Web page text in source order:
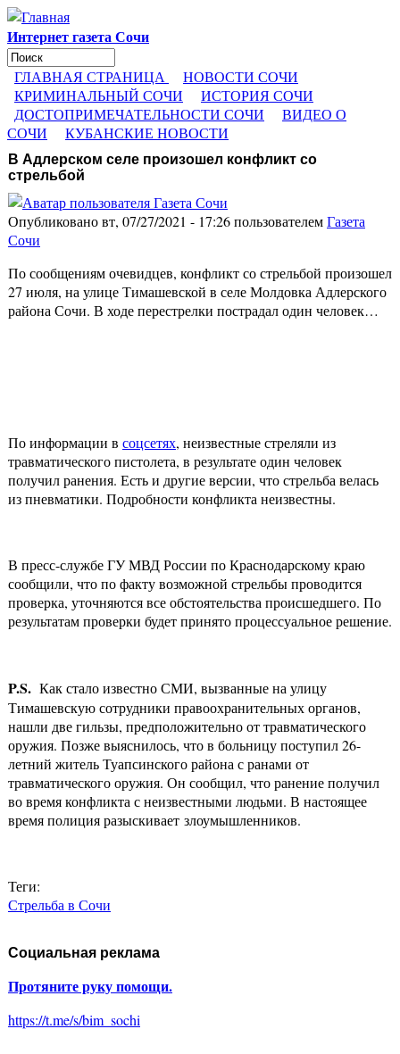
Перейти к основному содержанию
Интернет газета Сочи
Форма поиска
Поиск
ГЛАВНАЯ СТРАНИЦА
НОВОСТИ СОЧИ
КРИМИНАЛЬНЫЙ СОЧИ
ИСТОРИЯ СОЧИ
ДОСТОПРИМЕЧАТЕЛЬНОСТИ СОЧИ
ВИДЕО О
СОЧИ
КУБАНСКИЕ НОВОСТИ
В Адлерском селе произошел конфликт со
стрельбой
Опубликовано вт, 07/27/2021 - 17:26 пользователемГазета
Сочи
По сообщениям очевидцев, конфликт со стрельбой произошел
27 июля, на улице Тимашевской в селе Молдовка Адлерского
района Сочи. В ходе перестрелки пострадал один человек…
По информации в соцсетях, неизвестные стреляли из
травматического пистолета, в результате один человек
получил ранения. Есть и другие версии, что стрельба велась
из пневматики. Подробности конфликта неизвестны.
В пресс-службе ГУ МВД России по Краснодарскому краю
сообщили, что по факту возможной стрельбы проводится
проверка, уточняются все обстоятельства происшедшего. По
результатам проверки будет принято процессуальное решение.
P.S. Как стало известно СМИ, вызванные на улицу
Тимашевскую сотрудники правоохранительных органов,
нашли две гильзы, предположительно от травматического
оружия. Позже выяснилось, что в больницу поступил 26-
летний житель Туапсинского района с ранами от
травматического оружия. Он сообщил, что ранение получил
во время конфликта с неизвестными людьми. В настоящее
время полиция разыскивает злоумышленников.
Теги:
Стрельба в Сочи
Социальная реклама
Протяните руку помощи.
https://t.me/s/bim_sochi